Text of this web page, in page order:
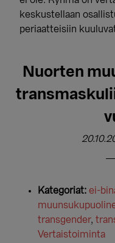
keskustellaan
periaatteisiin
Nuorten
Kategoriat: ei-
transgender,
Vertaistoiminta